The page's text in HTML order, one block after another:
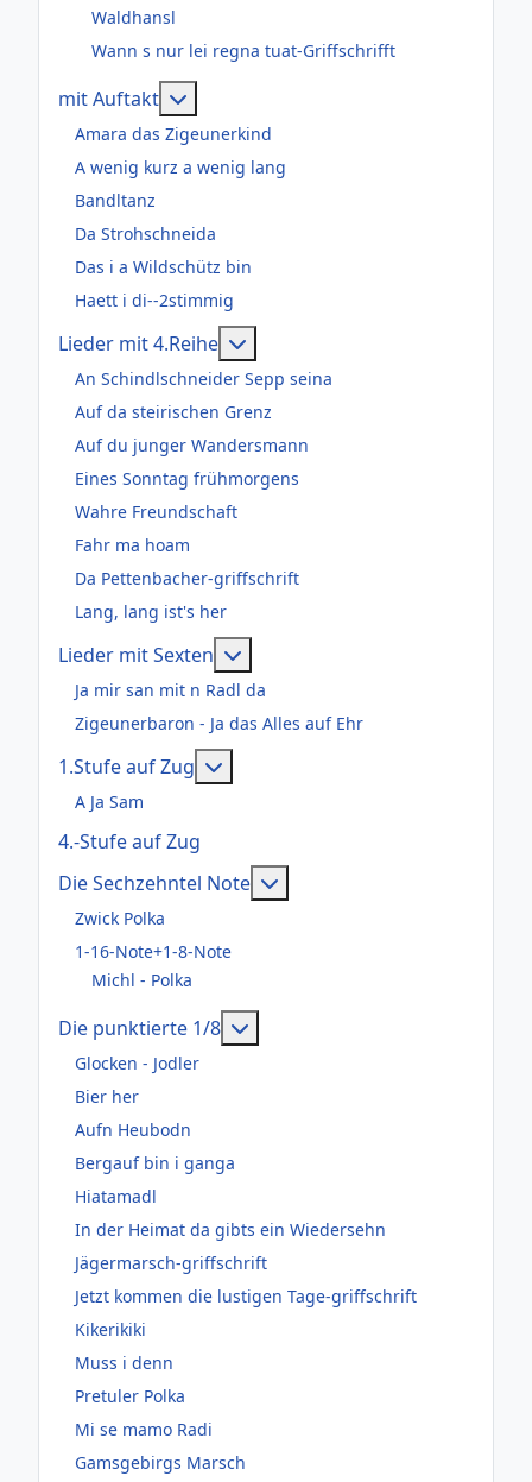
Waldhansl
Wann s nur lei regna tuat-Griffschrifft
mit Auftakt
Amara das Zigeunerkind
A wenig kurz a wenig lang
Bandltanz
Da Strohschneida
Das i a Wildschütz bin
Haett i di--2stimmig
Lieder mit 4.Reihe
An Schindlschneider Sepp seina
Auf da steirischen Grenz
Auf du junger Wandersmann
Eines Sonntag frühmorgens
Wahre Freundschaft
Fahr ma hoam
Da Pettenbacher-griffschrift
Lang, lang ist's her
Lieder mit Sexten
Ja mir san mit n Radl da
Zigeunerbaron - Ja das Alles auf Ehr
1.Stufe auf Zug
A Ja Sam
4.-Stufe auf Zug
Die Sechzehntel Note
Zwick Polka
1-16-Note+1-8-Note
Michl - Polka
Die punktierte 1/8
Glocken - Jodler
Bier her
Aufn Heubodn
Bergauf bin i ganga
Hiatamadl
In der Heimat da gibts ein Wiedersehn
Jägermarsch-griffschrift
Jetzt kommen die lustigen Tage-griffschrift
Kikerikiki
Muss i denn
Pretuler Polka
Mi se mamo Radi
Gamsgebirgs Marsch